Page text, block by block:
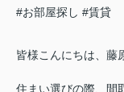
#お部屋探し #賃貸
皆様こんにちは、藤
住まい選びの際、間